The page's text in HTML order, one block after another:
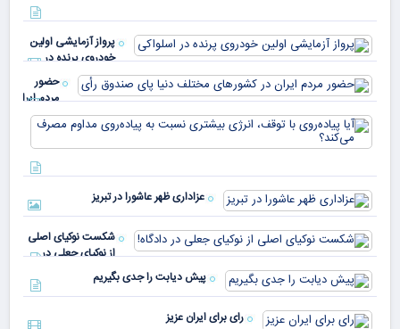
پرواز آزمایشی اولین
خودروی پرنده در
اسلواکی
حضور
مردم ایران
در
کشورهای
مختلف
دنیا پای
صندوق
عزاداری ظهر عاشورا در تبریز
شکست نوکیای اصلی
از نوکیای جعلی در
دادگاه!
پیش دیابت را جدی بگیریم
رای برای ایران عزیز